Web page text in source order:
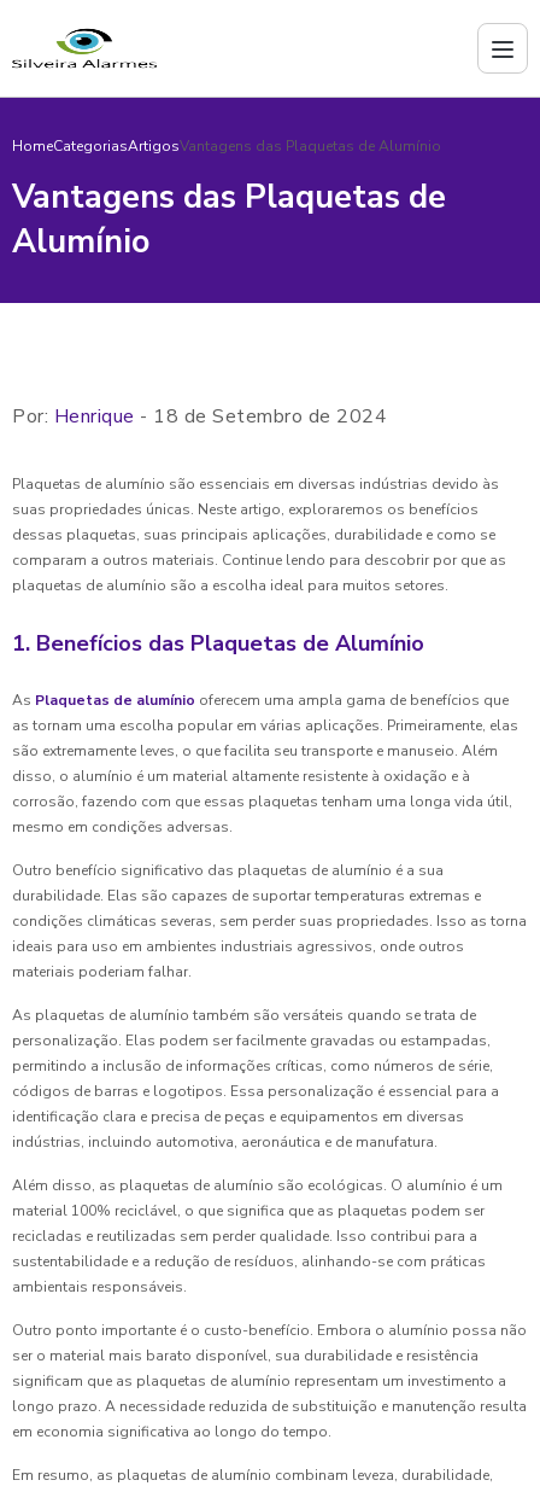
HomeCategoriasArtigosVantagens das Plaquetas de Alumínio
Vantagens das Plaquetas de
Alumínio
Por: Henrique - 18 de Setembro de 2024
Plaquetas de alumínio são essenciais em diversas indústrias devido às
suas propriedades únicas. Neste artigo, exploraremos os benefícios
dessas plaquetas, suas principais aplicações, durabilidade e como se
comparam a outros materiais. Continue lendo para descobrir por que as
plaquetas de alumínio são a escolha ideal para muitos setores.
1. Benefícios das Plaquetas de Alumínio
As Plaquetas de alumínio oferecem uma ampla gama de benefícios que
as tornam uma escolha popular em várias aplicações. Primeiramente, elas
são extremamente leves, o que facilita seu transporte e manuseio. Além
disso, o alumínio é um material altamente resistente à oxidação e à
corrosão, fazendo com que essas plaquetas tenham uma longa vida útil,
mesmo em condições adversas.
Outro benefício significativo das plaquetas de alumínio é a sua
durabilidade. Elas são capazes de suportar temperaturas extremas e
condições climáticas severas, sem perder suas propriedades. Isso as torna
ideais para uso em ambientes industriais agressivos, onde outros
materiais poderiam falhar.
As plaquetas de alumínio também são versáteis quando se trata de
personalização. Elas podem ser facilmente gravadas ou estampadas,
permitindo a inclusão de informações críticas, como números de série,
códigos de barras e logotipos. Essa personalização é essencial para a
identificação clara e precisa de peças e equipamentos em diversas
indústrias, incluindo automotiva, aeronáutica e de manufatura.
Além disso, as plaquetas de alumínio são ecológicas. O alumínio é um
material 100% reciclável, o que significa que as plaquetas podem ser
recicladas e reutilizadas sem perder qualidade. Isso contribui para a
sustentabilidade e a redução de resíduos, alinhando-se com práticas
ambientais responsáveis.
Outro ponto importante é o custo-benefício. Embora o alumínio possa não
ser o material mais barato disponível, sua durabilidade e resistência
significam que as plaquetas de alumínio representam um investimento a
longo prazo. A necessidade reduzida de substituição e manutenção resulta
em economia significativa ao longo do tempo.
Em resumo, as plaquetas de alumínio combinam leveza, durabilidade,